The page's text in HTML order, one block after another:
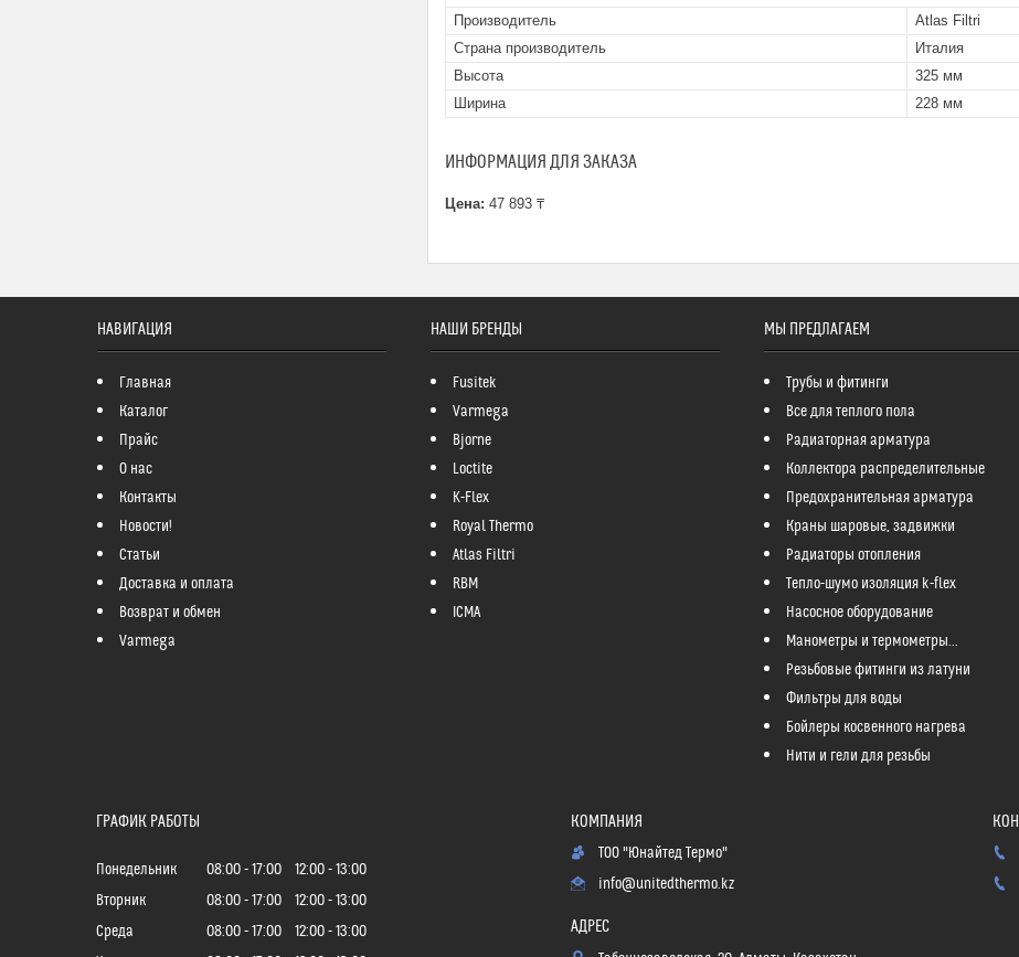
Производитель
Atlas Filtri
Страна производитель
Италия
Высота
325 мм
Ширина
228 мм
ИНФОРМАЦИЯ ДЛЯ ЗАКАЗА
Цена: 47 893 ₸
НАВИГАЦИЯ
Главная
Каталог
Прайс
О нас
Контакты
Новости!
Статьи
Доставка и оплата
Возврат и обмен
Varmega
НАШИ БРЕНДЫ
Fusitek
Varmega
Bjorne
Loctite
K-Flex
Royal Thermo
Atlas Filtri
RBM
ICMA
МЫ ПРЕДЛАГАЕМ
Трубы и фитинги
Все для теплого пола
Радиаторная арматура
Коллектора распределительные
Предохранительная арматура
Краны шаровые, задвижки
Радиаторы отопления
Тепло-шумо изоляция k-flex
Насосное оборудование
Манометры и термометры...
Резьбовые фитинги из латуни
Фильтры для воды
Бойлеры косвенного нагрева
Нити и гели для резьбы
ГРАФИК РАБОТЫ
Понедельник 08:00 17:00 12:00
13:00
Вторник
08:00 17:00 12:00
13:00
Среда
08:00 17:00 12:00
13:00
ТОО "Юнайтед Термо"
info@unitedthermo.kz